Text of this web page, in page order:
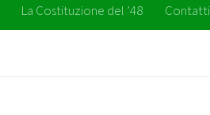
La Costituzione del ’48 Contatti